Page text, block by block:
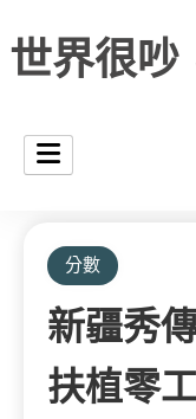
世界很吵
分數
新疆秀
扶植零